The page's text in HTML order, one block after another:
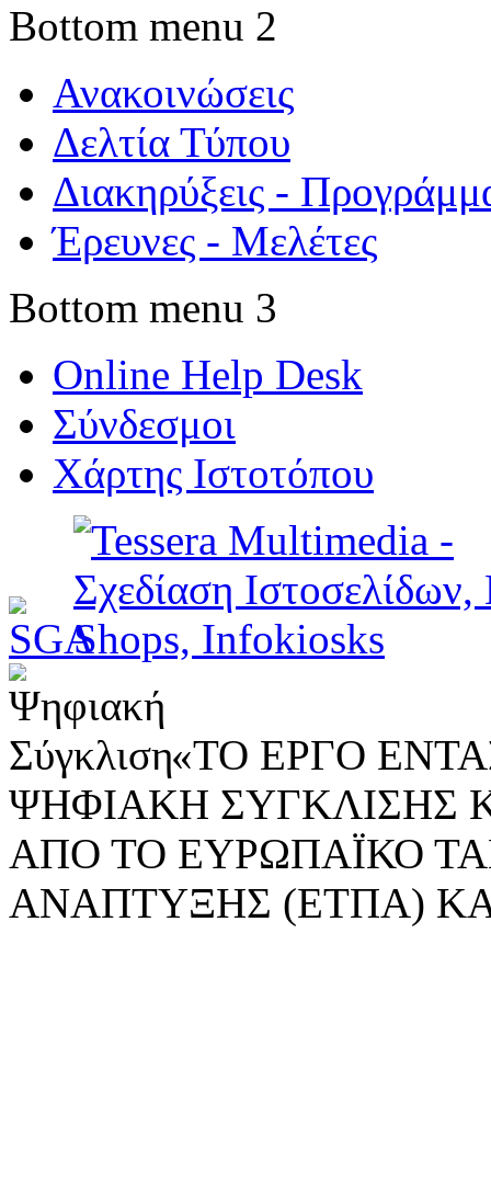
Bottom menu 2
Ανακοινώσεις
Δελτία Τύπου
Διακηρύξεις -
Έρευνες - Μελέτες
Bottom menu 3
Online Help Desk
Σύνδεσμοι
Χάρτης Ιστοτόπου
«ΤΟ ΕΡΓΟ
ΨΗΦΙΑΚΗ ΣΥΓΚΛΙΣΗΣ
ΑΠΟ ΤΟ ΕΥΡΩΠΑΪΚΟ
ΑΝΑΠΤΥΞΗΣ (ΕΤΠΑ)